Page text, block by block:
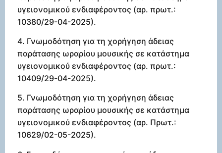
υγειονομικού ενδιαφέροντος (αρ. πρωτ.:
10380/29-04-2025).
4. Γνωμοδότηση για τη χορήγηση άδειας
παράτασης ωραρίου μουσικής σε κατάστημα
υγειονομικού ενδιαφέροντος (αρ. πρωτ.:
10409/29-04-2025).
5. Γνωμοδότηση για τη χορήγηση άδειας
παράτασης ωραρίου μουσικής σε κατάστημα
υγειονομικού ενδιαφέροντος (αρ. Πρωτ.:
10629/02-05-2025).